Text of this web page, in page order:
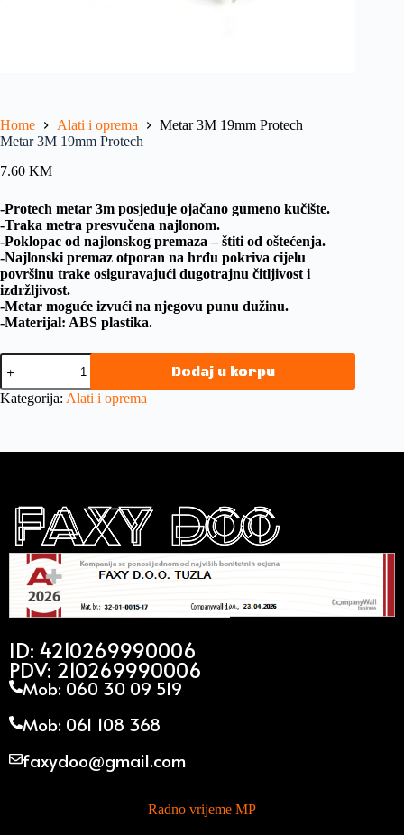
Home Alati i oprema
Metar 3M 19mm Protech
Metar 3M 19mm Protech
7.60 KM
-Protech metar 3m posjeduje ojačano gumeno kučište.
-Traka metra presvučena najlonom.
-Poklopac od najlonskog premaza – štiti od oštećenja.
-Najlonski premaz otporan na hrđu pokriva cijelu
površinu trake osiguravajući dugotrajnu čitljivost i
izdržljivost.
-Metar moguće izvući na njegovu punu dužinu.
-Materijal: ABS plastika.
Dodaj u korpu
Kategorija: Alati i oprema
ID: 4210269990006
PDV: 210269990006
Mob: 060 30 09 519
Mob: 061 108 368
faxydoo@gmail.com
Radno vrijeme MP